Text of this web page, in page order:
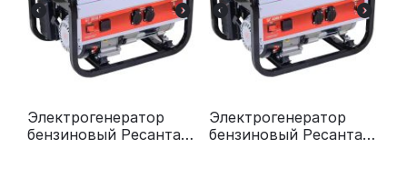
Электрогенератор
бензиновый Ресанта
Электрогенератор
бензиновый Ресанта